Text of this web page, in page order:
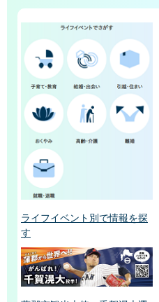
ライフイベント別で情報を探
す